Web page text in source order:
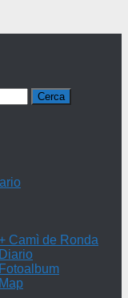
Camì de Ronda